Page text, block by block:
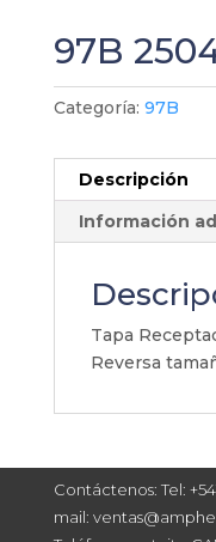
97B
Categoría: 97B
Descripción
Información
Tapa
Reversa
Contáctenos: Tel:
mail: